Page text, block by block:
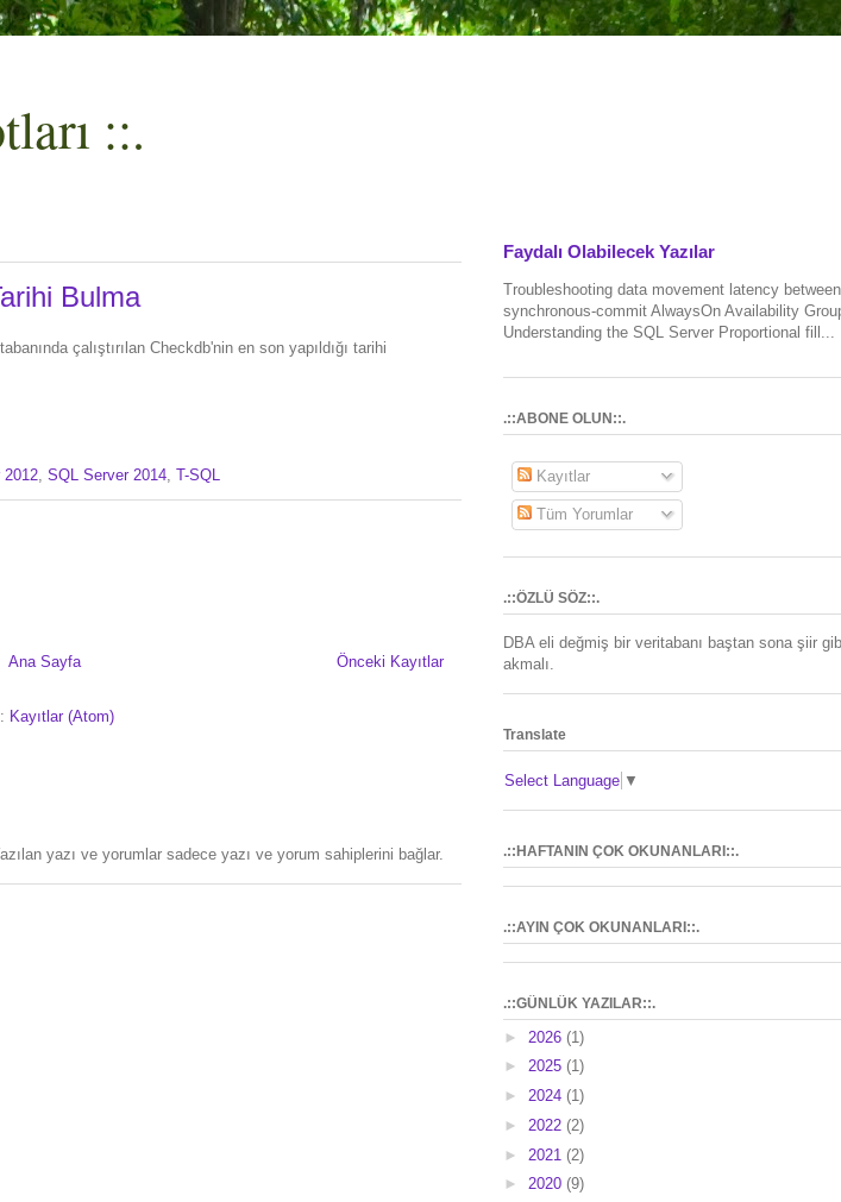
::.
Bulma
çalıştırılan Checkdb'nin en son yapıldığı tarihi
2012 SQL Server 2014 T-SQL
Önceki Kayıtlar
Ana Sayfa
Kayıtlar (Atom)
yazı ve yorumlar sadece yazı ve yorum sahiplerini bağlar.
Faydalı Olabilecek Yazılar
Troubleshooting data movement latency between
synchronous-commit AlwaysOn Availability
Understanding the SQL Server Proportional fill...
.::ABONE OLUN::.
Kayıtlar
Tüm Yorumlar
.::ÖZLÜ SÖZ::.
DBA eli değmiş bir veritabanı baştan sona şiir
akmalı.
Translate
Select Language ▼
.::HAFTANIN ÇOK OKUNANLARI::.
.::AYIN ÇOK OKUNANLARI::.
.::GÜNLÜK YAZILAR::.
► 2026 (1)
► 2025 (1)
► 2024 (1)
► 2022 (2)
► 2021 (2)
► 2020 (9)